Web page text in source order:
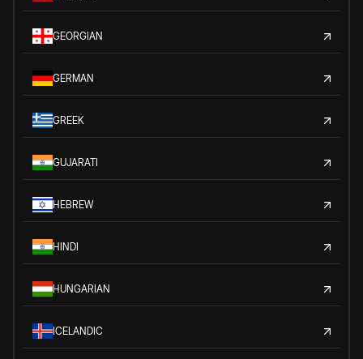
GEORGIAN
GERMAN
GREEK
GUJARATI
HEBREW
HINDI
HUNGARIAN
ICELANDIC